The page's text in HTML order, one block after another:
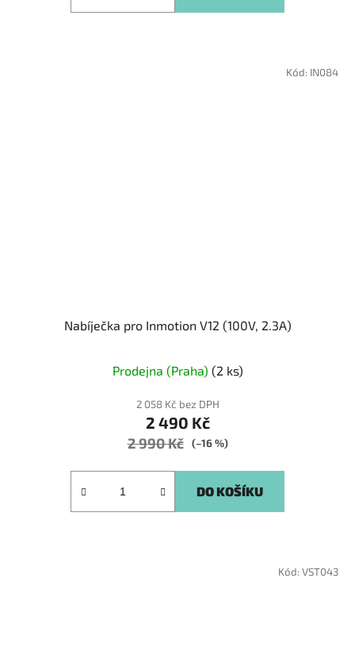
Nabíječka pro Inmotion V12 (100V, 2.3A)
Prodejna (Praha) (2 ks)
2 058 Kč bez DPH
2 490 Kč
2 990 Kč (–16 %)
DO KOŠÍKU
Kód: IN084
Kód: VST043